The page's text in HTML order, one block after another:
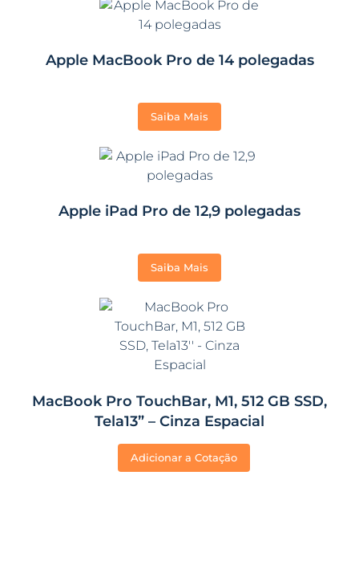
Apple MacBook Pro de 14 polegadas
Saiba Mais
Apple iPad Pro de 12,9 polegadas
Saiba Mais
MacBook Pro TouchBar, M1, 512 GB SSD,
Tela13” – Cinza Espacial
Adicionar a Cotação